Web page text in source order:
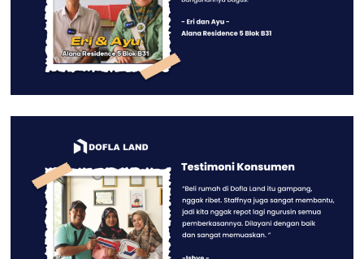
DP (Nominal)
Asuransi (Nominal)
Jangka Waktu (Tahun)
Suku Bunga /tahun (%)